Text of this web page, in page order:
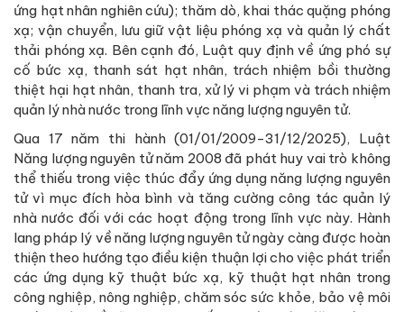
ứng hạt nhân nghiên cứu); thăm dò, khai thác quặng phóng
xạ; vận chuyển, lưu giữ vật liệu phóng xạ và quản lý chất
thải phóng xạ. Bên cạnh đó, Luật quy định về ứng phó sự
cố bức xạ, thanh sát hạt nhân, trách nhiệm bồi thường
thiệt hại hạt nhân, thanh tra, xử lý vi phạm và trách nhiệm
quản lý nhà nước trong lĩnh vực năng lượng nguyên tử.
Qua 17 năm thi hành (01/01/2009-31/12/2025), Luật
Năng lượng nguyên tử năm 2008 đã phát huy vai trò không
thể thiếu trong việc thúc đẩy ứng dụng năng lượng nguyên
tử vì mục đích hòa bình và tăng cường công tác quản lý
nhà nước đối với các hoạt động trong lĩnh vực này. Hành
lang pháp lý về năng lượng nguyên tử ngày càng được hoàn
thiện theo hướng tạo điều kiện thuận lợi cho việc phát triển
các ứng dụng kỹ thuật bức xạ, kỹ thuật hạt nhân trong
công nghiệp, nông nghiệp, chăm sóc sức khỏe, bảo vệ môi